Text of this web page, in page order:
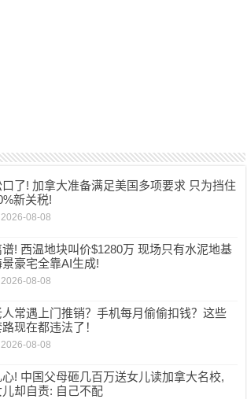
口了! 加拿大准备满足美国多项要求 只为挡住
新关税!
2026-08-08
谱! 西温地块叫价$1280万 现场只有水泥地基
景豪宅全靠AI生成!
2026-08-08
人常遇上门推销？手机每月偷偷扣钱？这些
路现在都违法了！
2026-08-08
心! 中国父母砸几百万送女儿读加拿大名校,
儿却自责: 自己不配